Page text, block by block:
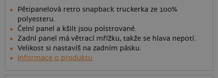
Pětipanelová retro snapback truckerka ze 100%
polyesteru.
Čelní panel a kšilt jsou polstrované.
Zadní panel má větrací mřížku, takže se hlava nepotí.
Velikost si nastavíš na zadním pásku.
Informace o produktu